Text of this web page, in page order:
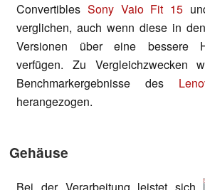
Convertibles Sony Vaio Fit 15
verglichen, auch wenn diese in
Versionen über eine bessere
verfügen. Zu Vergleichzwecken
Benchmarkergebnisse des
herangezogen.
Gehäuse
Bei der Verarbeitung leistet sich